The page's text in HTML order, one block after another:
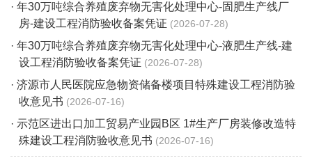
· 年30万吨综合养殖废弃物无害化处理中心-固肥生产线厂
房-建设工程消防验收备案凭证
2026-07-28
· 年30万吨综合养殖废弃物无害化处理中心-液肥生产线-建
设工程消防验收备案凭证
2026-07-28
· 济源市人民医院应急物资储备楼项目特殊建设工程消防验
收意见书
2026-07-16
· 示范区进出口加工贸易产业园B区 1#生产厂房装修改造特
殊建设工程消防验收意见书
2026-07-16